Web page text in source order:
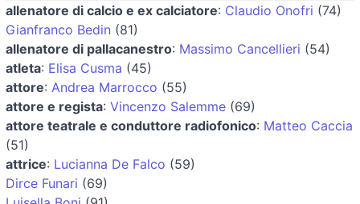
allenatore di calcio e ex calciatore: Claudio Onofri (74)
Gianfranco Bedin (81)
allenatore di pallacanestro: Massimo Cancellieri (54)
atleta: Elisa Cusma (45)
attore: Andrea Marrocco (55)
attore e regista: Vincenzo Salemme (69)
attore teatrale e conduttore radiofonico: Matteo Caccia
(51)
attrice: Lucianna De Falco (59)
Dirce Funari (69)